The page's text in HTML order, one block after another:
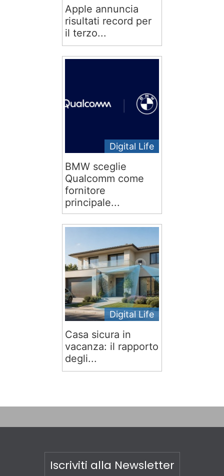
Apple annuncia
risultati record per
il terzo...
Digital Life
BMW sceglie
Qualcomm come
fornitore
principale...
Digital Life
Casa sicura in
vacanza: il rapporto
degli...
Iscriviti alla Newsletter